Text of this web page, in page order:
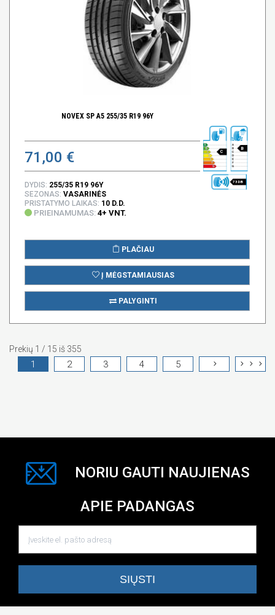
NOVEX SP A5 255/35 R19 96Y
71,00 € C
B
73 DB
DYDIS: 255/35 R19 96Y
SEZONAS: VASARINĖS
PRISTATYMO LAIKAS: 10 D.D.
PRIEINAMUMAS: 4+ VNT.
PLAČIAU
Į MĖGSTAMIAUSIAS
PALYGINTI
Prekių 1 / 15 iš 355
1 2 3 4 5
NORIU GAUTI NAUJIENAS
APIE PADANGAS